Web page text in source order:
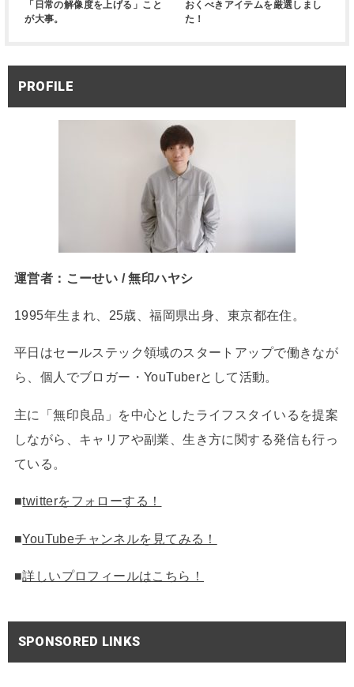
「日常の解像度を上げる」こと
が大事。
おくべきアイテムを厳選しまし
た！
PROFILE
運営者：こーせい / 無印ハヤシ
1995年生まれ、25歳、福岡県出身、東京都在住。
平日はセールステック領域のスタートアップで働きなが
ら、個人でブロガー・YouTuberとして活動。
主に「無印良品」を中心としたライフスタイいるを提案
しながら、キャリアや副業、生き方に関する発信も行っ
ている。
■twitterをフォローする！
■YouTubeチャンネルを見てみる！
■詳しいプロフィールはこちら！
SPONSORED LINKS